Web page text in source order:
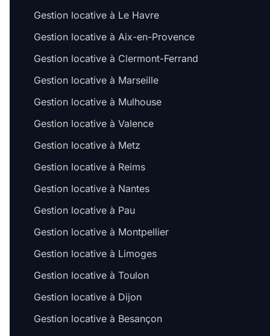
Gestion locative à Le Havre
Gestion locative à Aix-en-Provence
Gestion locative à Clermont-Ferrand
Gestion locative à Marseille
Gestion locative à Mulhouse
Gestion locative à Valence
Gestion locative à Metz
Gestion locative à Reims
Gestion locative à Nantes
Gestion locative à Pau
Gestion locative à Montpellier
Gestion locative à Limoges
Gestion locative à Toulon
Gestion locative à Dijon
Gestion locative à Besançon
Salut c'est nous...